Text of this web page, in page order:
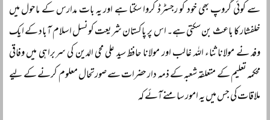
سے کوئی گروپ بھی خود کو رجسٹرڈ کروا سکتا ہے اور یہ بات مدارس کے ماحول میں
خلفشار کا باعث بن سکتی ہے۔ اس پر پاکستان شریعت کونسل اسلام آباد کے ایک
وفد نے مولانا ثناء اللہ غالب اور مولانا حافظ سید علی محی الدین کی سربراہی میں وفاقی
محکمہ تعلیم کے متعلقہ شعبہ کے ذمہ دار حضرات سے صورتحال معلوم کرنے کے لیے
ملاقات کی جس میں یہ امور سامنے آئے کہ